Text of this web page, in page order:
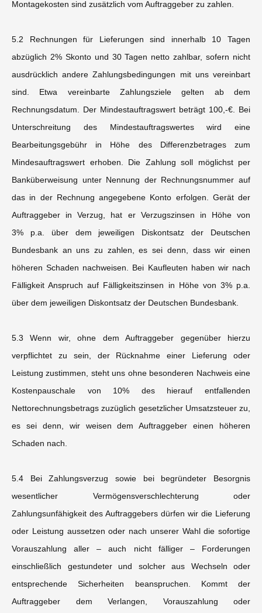
Montagekosten sind zusätzlich vom Auftraggeber zu zahlen.
5.2 Rechnungen für Lieferungen sind innerhalb 10 Tagen
abzüglich 2% Skonto und 30 Tagen netto zahlbar, sofern nicht
ausdrücklich andere Zahlungsbedingungen mit uns vereinbart
sind. Etwa vereinbarte Zahlungsziele gelten ab dem
Rechnungsdatum. Der Mindestauftragswert beträgt 100,-€. Bei
Unterschreitung des Mindestauftragswertes wird eine
Bearbeitungsgebühr in Höhe des Differenzbetrages zum
Mindesauftragswert erhoben. Die Zahlung soll möglichst per
Banküberweisung unter Nennung der Rechnungsnummer auf
das in der Rechnung angegebene Konto erfolgen. Gerät der
Auftraggeber in Verzug, hat er Verzugszinsen in Höhe von
3% p.a. über dem jeweiligen Diskontsatz der Deutschen
Bundesbank an uns zu zahlen, es sei denn, dass wir einen
höheren Schaden nachweisen. Bei Kaufleuten haben wir nach
Fälligkeit Anspruch auf Fälligkeitszinsen in Höhe von 3% p.a.
über dem jeweiligen Diskontsatz der Deutschen Bundesbank.
5.3 Wenn wir, ohne dem Auftraggeber gegenüber hierzu
verpflichtet zu sein, der Rücknahme einer Lieferung oder
Leistung zustimmen, steht uns ohne besonderen Nachweis eine
Kostenpauschale von 10% des hierauf entfallenden
Nettorechnungsbetrags zuzüglich gesetzlicher Umsatzsteuer zu,
es sei denn, wir weisen dem Auftraggeber einen höheren
Schaden nach.
5.4 Bei Zahlungsverzug sowie bei begründeter Besorgnis
wesentlicher Vermögensverschlechterung oder
Zahlungsunfähigkeit des Auftraggebers dürfen wir die Lieferung
oder Leistung aussetzen oder nach unserer Wahl die sofortige
Vorauszahlung aller – auch nicht fälliger – Forderungen
einschließlich gestundeter und solcher aus Wechseln oder
entsprechende Sicherheiten beanspruchen. Kommt der
Auftraggeber dem Verlangen, Vorauszahlung oder